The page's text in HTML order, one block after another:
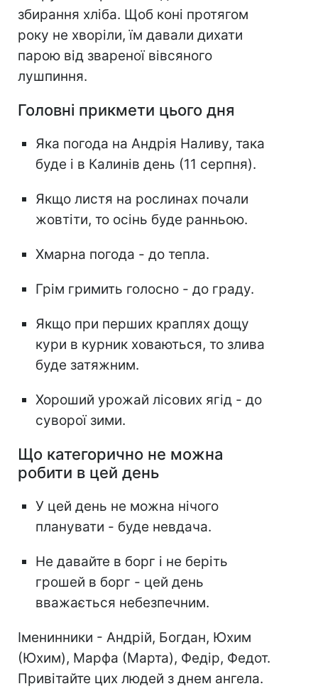
збирання хліба. Щоб коні протягом
року не хворіли, їм давали дихати
парою від звареної вівсяного
лушпиння.
Головні прикмети цього дня
Яка погода на Андрія Наливу, така
буде і в Калинів день (11 серпня).
Якщо листя на рослинах почали
жовтіти, то осінь буде ранньою.
Хмарна погода - до тепла.
Грім гримить голосно - до граду.
Якщо при перших краплях дощу
кури в курник ховаються, то злива
буде затяжним.
Хороший урожай лісових ягід - до
суворої зими.
Що категорично не можна
робити в цей день
У цей день не можна нічого
планувати - буде невдача.
Не давайте в борг і не беріть
грошей в борг - цей день
вважається небезпечним.
Іменинники - Андрій, Богдан, Юхим
(Юхим), Марфа (Марта), Федір, Федот.
Привітайте цих людей з днем ангела.